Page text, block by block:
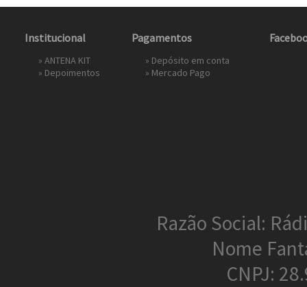
Institucional
» ANTENA KIT
» Depoimentos
Pagamentos
» Depósito em conta
» Mercado Pago
Razão Social:
Nome
CNPJ: